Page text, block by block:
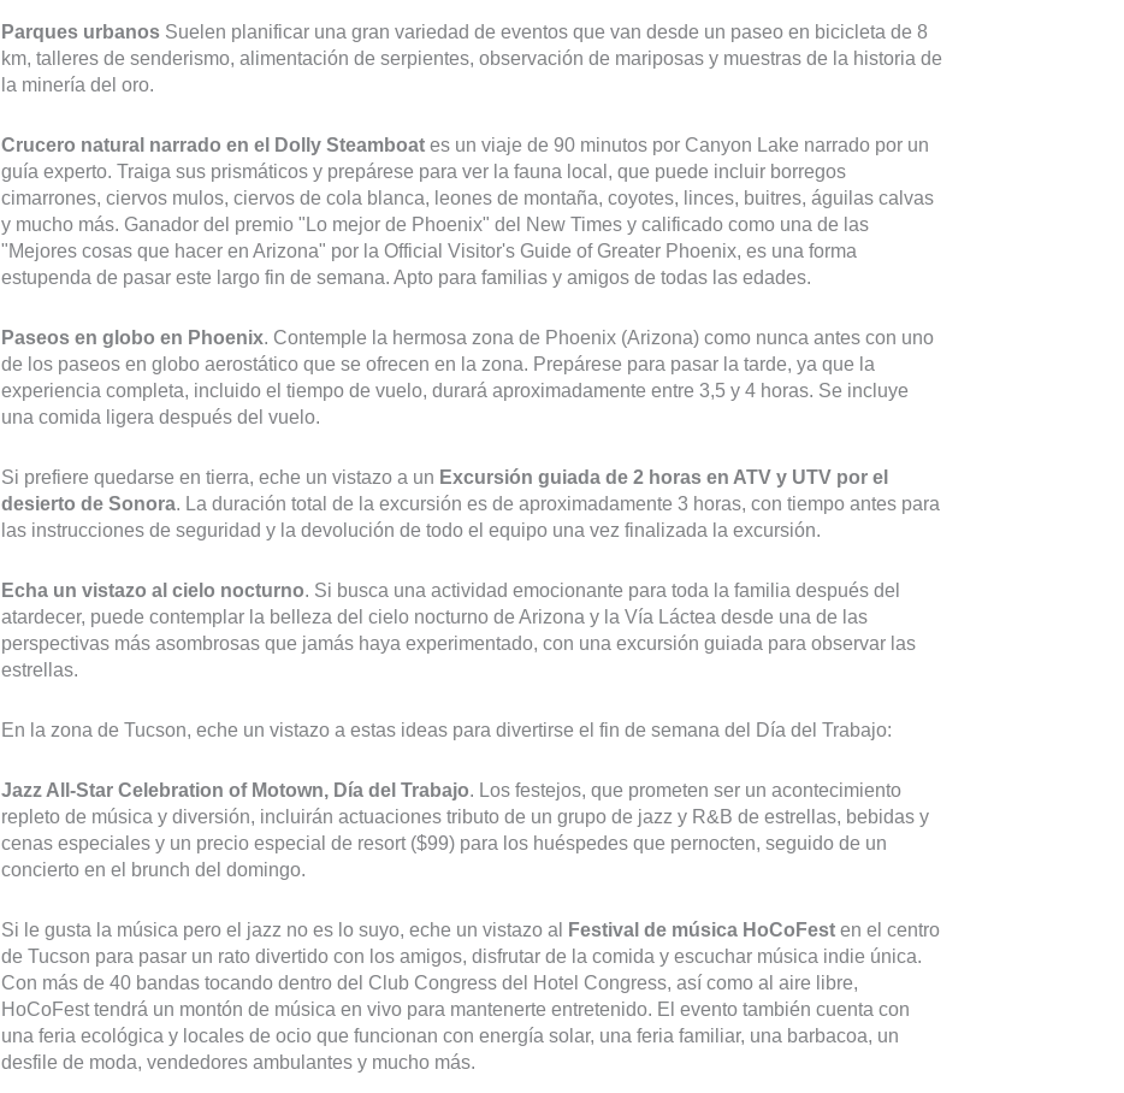
Parques urbanos Suelen planificar una gran variedad de eventos que van desde un paseo en bicicleta de 8
km, talleres de senderismo, alimentación de serpientes, observación de mariposas y muestras de la historia de
la minería del oro.
Crucero natural narrado en el Dolly Steamboat es un viaje de 90 minutos por Canyon Lake narrado por un
guía experto. Traiga sus prismáticos y prepárese para ver la fauna local, que puede incluir borregos
cimarrones, ciervos mulos, ciervos de cola blanca, leones de montaña, coyotes, linces, buitres, águilas calvas
y mucho más. Ganador del premio "Lo mejor de Phoenix" del New Times y calificado como una de las
"Mejores cosas que hacer en Arizona" por la Official Visitor's Guide of Greater Phoenix, es una forma
estupenda de pasar este largo fin de semana. Apto para familias y amigos de todas las edades.
Paseos en globo en Phoenix. Contemple la hermosa zona de Phoenix (Arizona) como nunca antes con uno
de los paseos en globo aerostático que se ofrecen en la zona. Prepárese para pasar la tarde, ya que la
experiencia completa, incluido el tiempo de vuelo, durará aproximadamente entre 3,5 y 4 horas. Se incluye
una comida ligera después del vuelo.
Si prefiere quedarse en tierra, eche un vistazo a un Excursión guiada de 2 horas en ATV y UTV por el
desierto de Sonora. La duración total de la excursión es de aproximadamente 3 horas, con tiempo antes para
las instrucciones de seguridad y la devolución de todo el equipo una vez finalizada la excursión.
Echa un vistazo al cielo nocturno. Si busca una actividad emocionante para toda la familia después del
atardecer, puede contemplar la belleza del cielo nocturno de Arizona y la Vía Láctea desde una de las
perspectivas más asombrosas que jamás haya experimentado, con una excursión guiada para observar las
estrellas.
En la zona de Tucson, eche un vistazo a estas ideas para divertirse el fin de semana del Día del Trabajo:
Jazz All-Star Celebration of Motown, Día del Trabajo. Los festejos, que prometen ser un acontecimiento
repleto de música y diversión, incluirán actuaciones tributo de un grupo de jazz y R&B de estrellas, bebidas y
cenas especiales y un precio especial de resort ($99) para los huéspedes que pernocten, seguido de un
concierto en el brunch del domingo.
Si le gusta la música pero el jazz no es lo suyo, eche un vistazo al Festival de música HoCoFest en el centro
de Tucson para pasar un rato divertido con los amigos, disfrutar de la comida y escuchar música indie única.
Con más de 40 bandas tocando dentro del Club Congress del Hotel Congress, así como al aire libre,
HoCoFest tendrá un montón de música en vivo para mantenerte entretenido. El evento también cuenta con
una feria ecológica y locales de ocio que funcionan con energía solar, una feria familiar, una barbacoa, un
desfile de moda, vendedores ambulantes y mucho más.